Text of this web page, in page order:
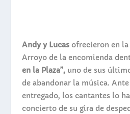
Andy y Lucasofrecieron en la
Arroyo de la encomienda
en la Plaza”, uno de sus
de abandonar la música.
entregado, los cantantes lo
concierto de su gira de